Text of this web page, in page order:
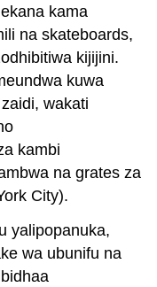
kama
na skateboards,
kijijini.
kuwa
wakati
kambi
na grates za
City).
yalipopanuka,
wa ubunifu na